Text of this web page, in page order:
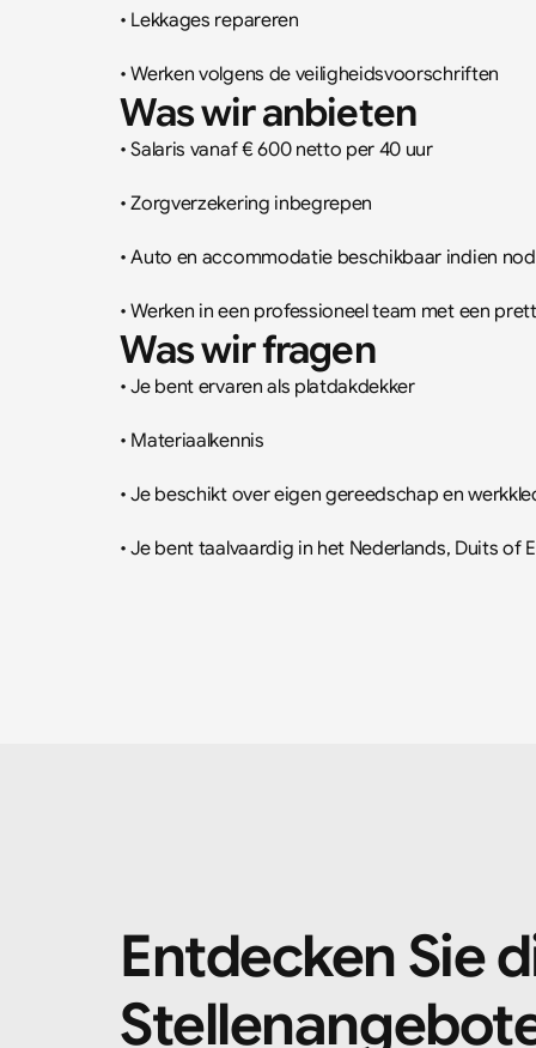
• Lekkages repareren
• Werken volgens de veiligheidsvoorschriften
Was wir anbieten
• Salaris vanaf € 600 netto per 40 uur
• Zorgverzekering inbegrepen
• Auto en accommodatie beschikbaar indien
• Werken in een professioneel team met een
Was wir fragen
• Je bent ervaren als platdakdekker
• Materiaalkennis
• Je beschikt over eigen gereedschap en
• Je bent taalvaardig in het Nederlands, Duits of
Entdecken Sie